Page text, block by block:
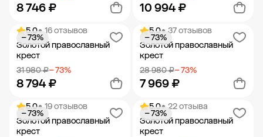
8 746 ₽
Добавить в корзину
10 994 ₽
Добавить в корзину
5.0• 16 отзывов
Золотой православный
крест
31 980 ₽− 73%
8 794 ₽
− 73%
Добавить в корзину
5.0• 37 отзывов
Золотой православный
крест
28 980 ₽− 73%
7 969 ₽
− 73%
Добавить в корзину
5.0• 19 отзывов
Золотой православный
крест
− 73%
5.0• 22 отзыва
Золотой православный
крест
− 73%